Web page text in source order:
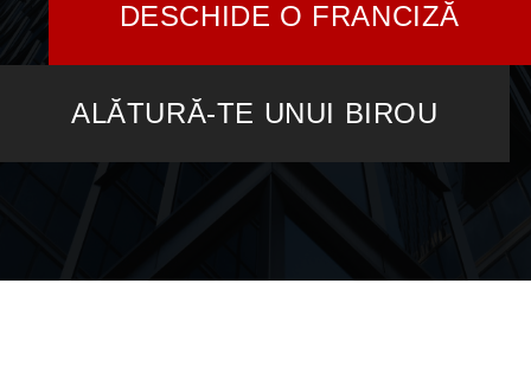
DESCHIDE O FRANCIZĂ
ALĂTURĂ-TE UNUI BIROU